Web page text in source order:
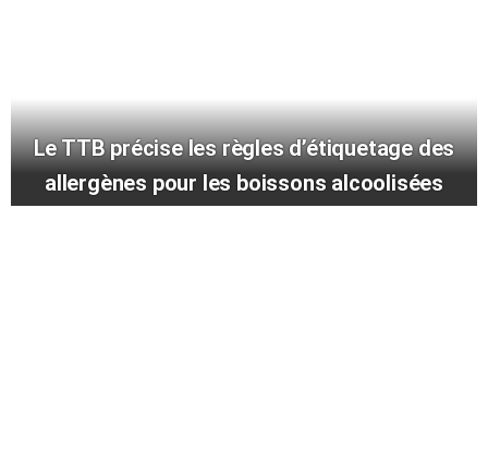
Le TTB précise les règles d’étiquetage des
allergènes pour les boissons alcoolisées